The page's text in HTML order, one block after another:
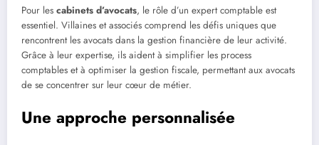
Pour les cabinets d’avocats, le rôle d’un expert comptable est
essentiel. Villaines et associés comprend les défis uniques que
rencontrent les avocats dans la gestion financière de leur activité.
Grâce à leur expertise, ils aident à simplifier les process
comptables et à optimiser la gestion fiscale, permettant aux avocats
de se concentrer sur leur cœur de métier.
Une approche personnalisée